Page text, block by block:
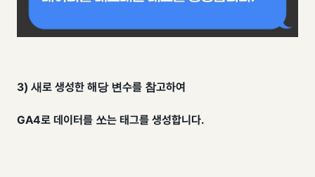
3) 새로 생성한 해당 변수를 참고하여
GA4로 데이터를 쏘는 태그를 생성합니다.